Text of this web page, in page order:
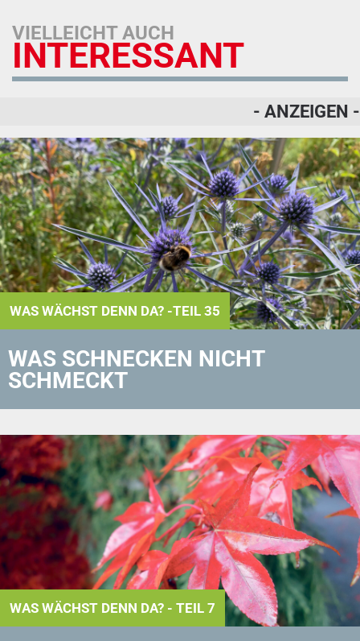
VIELLEICHT AUCH
INTERESSANT
- ANZEIGEN -
WAS WÄCHST DENN DA? -TEIL 35
WAS SCHNECKEN NICHT
SCHMECKT
WAS WÄCHST DENN DA? - TEIL 7